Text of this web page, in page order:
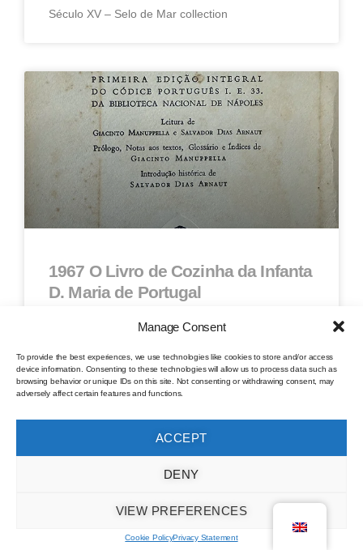
Manage Consent
To provide the best experiences, we use technologies like cookies to store and/or access
device information. Consenting to these technologies will allow us to process data such as
browsing behavior or unique IDs on this site. Not consenting or withdrawing consent, may
adversely affect certain features and functions.
ACCEPT
DENY
VIEW PREFERENCES
Cookie PolicyPrivacy Statement
Século XV – Selo de Mar collection
1967 O Livro de Cozinha da Infanta
D. Maria de Portugal
Códice Português I.E. da Biblioteca Nacional de
Livro de Cozinha da Infanta D Maria book
THE SEA collection books